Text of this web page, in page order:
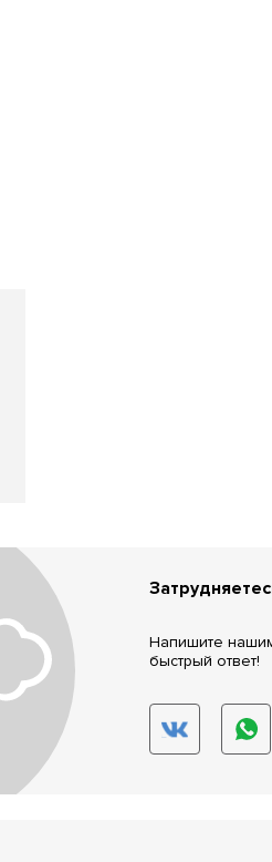
Напишите
быстрый ответ!